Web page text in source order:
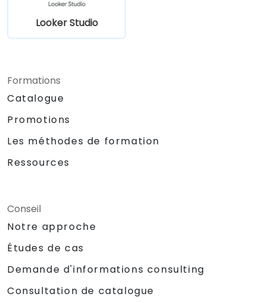
Looker Studio
Formations
Catalogue
Promotions
Les méthodes de formation
Ressources
Conseil
Notre approche
Études de cas
Demande d'informations consulting
Consultation de catalogue